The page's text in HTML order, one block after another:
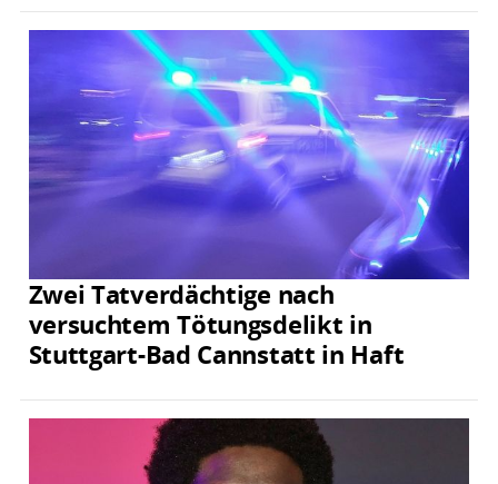
Zwei Tatverdächtige nach
versuchtem Tötungsdelikt in
Stuttgart-Bad Cannstatt in Haft